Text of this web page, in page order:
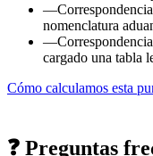
—
nomenclatura
—
cargado una tabla
Cómo calculamos esta
❓ Preguntas